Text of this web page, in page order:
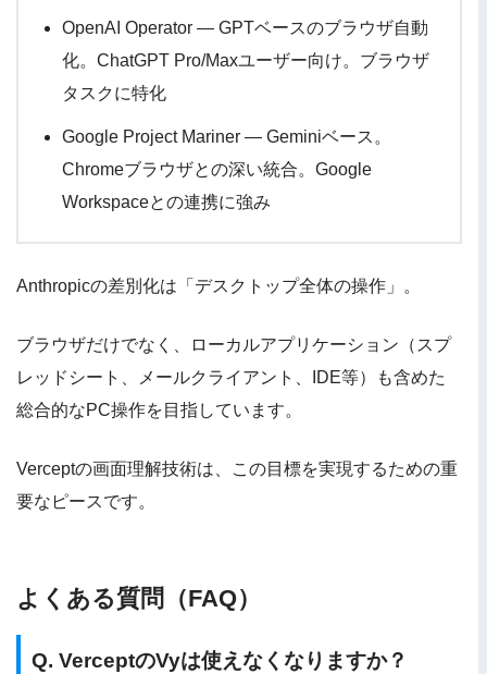
OpenAI Operator — GPTベースのブラウザ自動
化。ChatGPT Pro/Maxユーザー向け。ブラウザ
タスクに特化
Google Project Mariner — Geminiベース。
Chromeブラウザとの深い統合。Google
Workspaceとの連携に強み
Anthropicの差別化は「デスクトップ全体の操作」。
ブラウザだけでなく、ローカルアプリケーション（スプ
レッドシート、メールクライアント、IDE等）も含めた
総合的なPC操作を目指しています。
Verceptの画面理解技術は、この目標を実現するための重
要なピースです。
よくある質問（FAQ）
Q. VerceptのVyは使えなくなりますか？